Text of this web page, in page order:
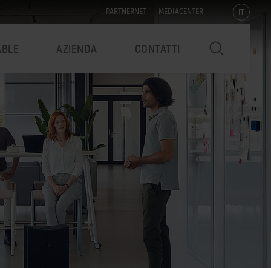
PARTNERNET MEDIACENTER IT
AZIENDA CONTATTI